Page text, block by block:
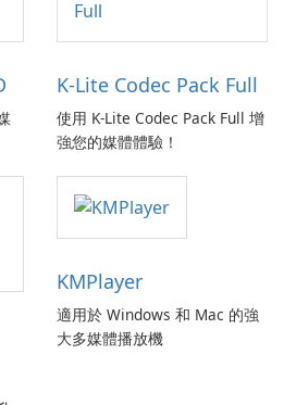
K-Lite Codec Pack Full
使用 K-Lite Codec Pack Full 增
強您的媒體體驗！
KMPlayer
適用於 Windows 和 Mac 的強
大多媒體播放機